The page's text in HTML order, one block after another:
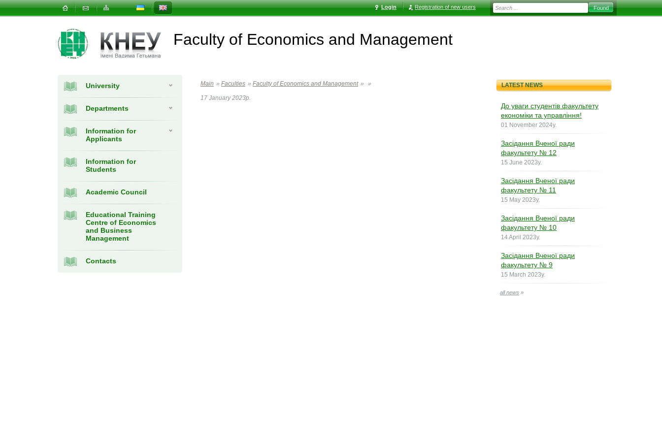
Login Registration of new users
Faculty of Economics and Management
University
Departments
Information for
Applicants
Information for
Students
Academic Council
Educational Training
Centre of Economics
and Business
Management
Contacts
Main » Faculties » Faculty of Economics and Management » »
17 January 2023р.
LATEST NEWS
До уваги студентів факультету
економіки та управління!
01 November 2024y.
Засідання Вченої ради
факультету № 12
15 June 2023y.
Засідання Вченої ради
факультету № 11
15 May 2023y.
Засідання Вченої ради
факультету № 10
14 April 2023y.
Засідання Вченої ради
факультету № 9
15 March 2023y.
all news »